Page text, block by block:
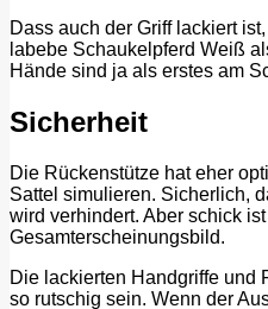
Dass auch der Griff lackiert
labebe Schaukelpferd Weiß
Hände sind ja als erstes am
Sicherheit
Die Rückenstütze hat eher
Sattel simulieren. Sicherlich,
wird verhindert. Aber schick
Gesamterscheinungsbild.
Die lackierten Handgriffe und
so rutschig sein. Wenn der